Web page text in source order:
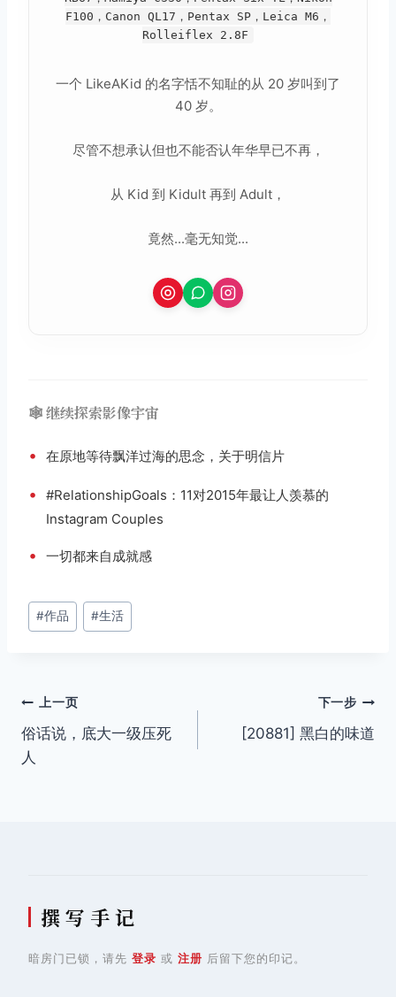
F100，Canon QL17，Pentax SP，Leica M6，
Rolleiflex 2.8F
一个 LikeAKid 的名字恬不知耻的从 20 岁叫到了
40 岁。
尽管不想承认但也不能否认年华早已不再，
从 Kid 到 Kidult 再到 Adult，
竟然...毫无知觉...
🕸️ 继续探索影像宇宙
• 在原地等待飘洋过海的思念，关于明信片
•
#RelationshipGoals：11对2015年最让人羡慕的
Instagram Couples
• 一切都来自成就感
文
章
#作品 #生活
文
章
上一页
俗话说，底大一级压死
人
下一步
[20881] 黑白的味道
撰 写 手 记
暗房门已锁，请先 登录 或 注册 后留下您的印记。